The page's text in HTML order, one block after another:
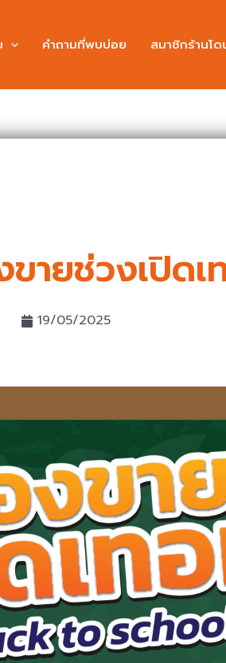
คำถามที่พบบ่อย สมาชิกร้านโด
ขายช่วงเปิดเ
19/05/2025